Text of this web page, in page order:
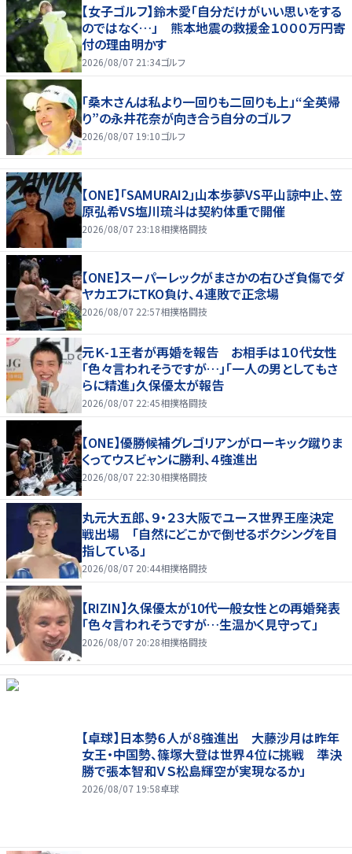
【女子ゴルフ】鈴木愛「自分だけがいい思いをする
のではなく…」 熊本地震の救援金１０００万円寄
付の理由明かす
2026/08/07 21:34ゴルフ
「桑木さんは私より一回りも二回りも上」“全英帰
り”の永井花奈が向き合う自分のゴルフ
2026/08/07 19:10ゴルフ
【ONE】「SAMURAI2」山本歩夢VS平山諒中止、笠
原弘希VS塩川琉斗は契約体重で開催
2026/08/07 23:18相撲格闘技
【ONE】スーパーレックがまさかの右ひざ負傷でダ
ヤカエフにTKO負け、４連敗で正念場
2026/08/07 22:57相撲格闘技
元Ｋ-１王者が再婚を報告 お相手は１０代女性
「色々言われそうですが…」「一人の男としてもさ
らに精進」久保優太が報告
2026/08/07 22:45相撲格闘技
【ONE】優勝候補グレゴリアンがローキック蹴りま
くってウスビャンに勝利、４強進出
2026/08/07 22:30相撲格闘技
丸元大五郎、９・２３大阪でユース世界王座決定
戦出場 「自然にどこかで倒せるボクシングを目
指している」
2026/08/07 20:44相撲格闘技
【RIZIN】久保優太が10代一般女性との再婚発表
「色々言われそうですが…生温かく見守って」
2026/08/07 20:28相撲格闘技
【卓球】日本勢６人が８強進出 大藤沙月は昨年
女王・中国勢、篠塚大登は世界４位に挑戦 準決
勝で張本智和ＶＳ松島輝空が実現なるか」
2026/08/07 19:58卓球